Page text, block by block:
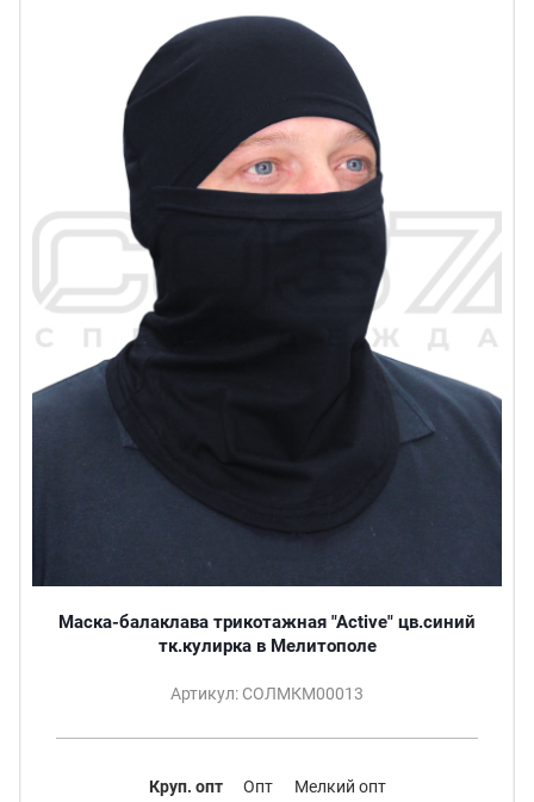
Маска-балаклава трикотажная "Active" цв.синий
тк.кулирка в Мелитополе
Артикул: СОЛМКМ00013
Круп. опт Опт Мелкий опт